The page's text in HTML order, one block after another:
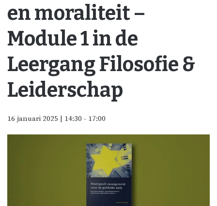
en moraliteit –
Module 1 in de
Leergang Filosofie &
Leiderschap
16 januari 2025 | 14:30 - 17:00